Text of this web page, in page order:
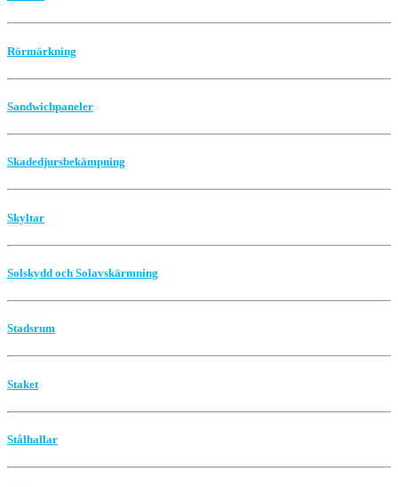
Rörmärkning
Sandwichpaneler
Skadedjursbekämpning
Skyltar
Solskydd och Solavskärmning
Stadsrum
Staket
Stålhallar